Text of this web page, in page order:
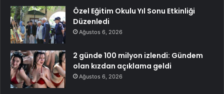
Özel Eğitim Okulu Yıl Sonu Etkinliği
Düzenledi
Ağustos 6, 2026
2 günde 100 milyon izlendi: Gündem
olan kızdan açıklama geldi
Ağustos 6, 2026